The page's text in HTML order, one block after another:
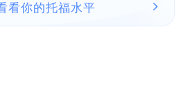
看你的托福水平